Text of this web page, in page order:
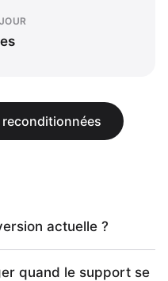
actuelle ?
quand le support se